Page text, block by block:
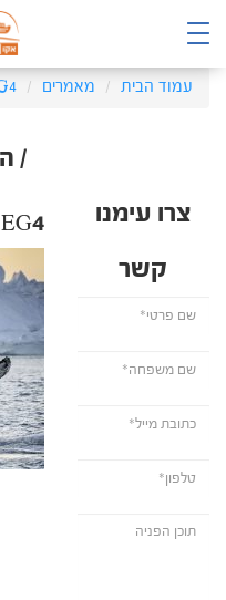
עמוד הבית מאמרים
/
צרו עימנו
קשר
EG4